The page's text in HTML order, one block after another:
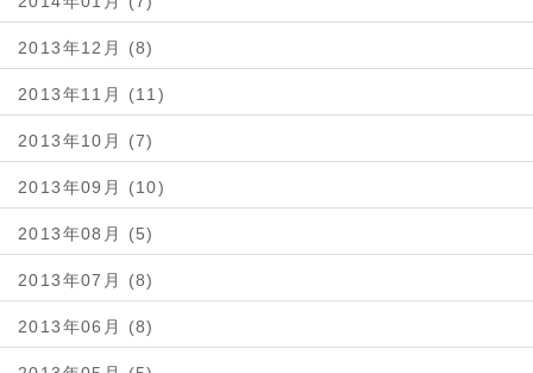
2013年12月 (8)
2013年11月 (11)
2013年10月 (7)
2013年09月 (10)
2013年08月 (5)
2013年07月 (8)
2013年06月 (8)